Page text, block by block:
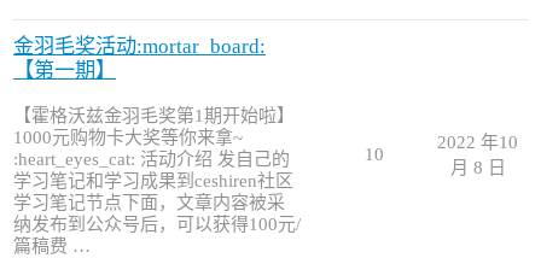
金羽毛奖活动:mortar_board:
【第一期】
【霍格沃兹金羽毛奖第1期开始啦】
1000元购物卡大奖等你来拿~
:heart_eyes_cat: 活动介绍 发自己的
学习笔记和学习成果到ceshiren社区
学习笔记节点下面，文章内容被采
纳发布到公众号后，可以获得100元/
篇稿费 …
10
2022 年10
月 8 日